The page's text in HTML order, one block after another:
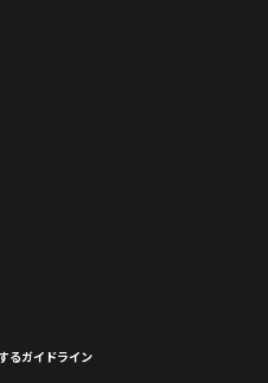
るガイドライン